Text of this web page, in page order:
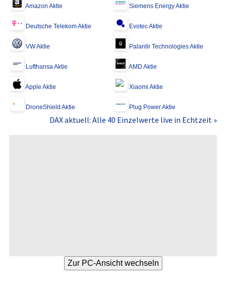
Amazon Aktie Siemens Energy Aktie
Deutsche Telekom Aktie Evotec Aktie
VW Aktie Palantir Technologies Aktie
Lufthansa Aktie AMD Aktie
Apple Aktie Xiaomi Aktie
DroneShield Aktie Plug Power Aktie
DAX aktuell: Alle 40 Einzelwerte live in Echtzeit »